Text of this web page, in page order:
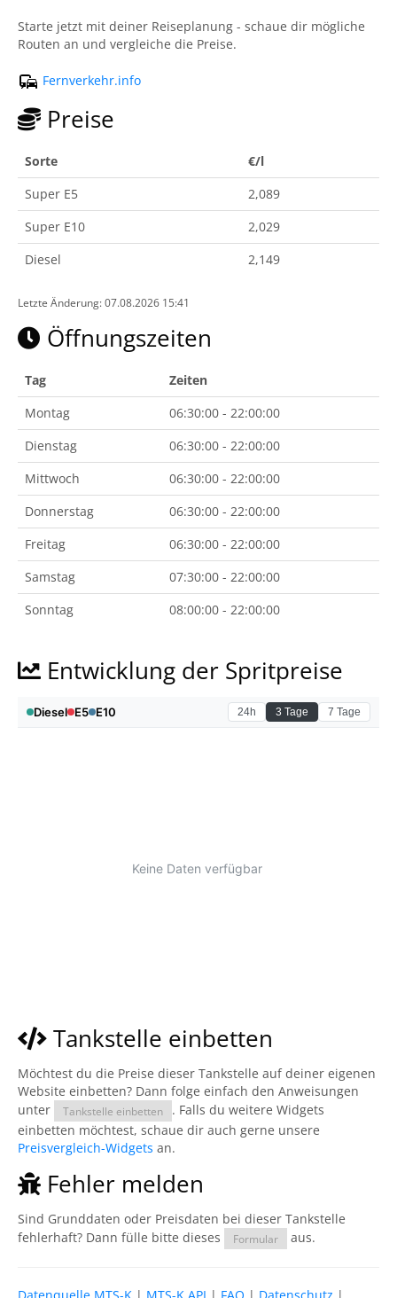
Starte jetzt mit deiner Reiseplanung - schaue dir mögliche
Routen an und vergleiche die Preise.
Fernverkehr.info
Preise
Sorte
€/l
Super E5
2,089
Super E10
2,029
Diesel
2,149
Letzte Änderung: 07.08.2026 15:41
Öffnungszeiten
Tag
Zeiten
Montag
06:30:00 - 22:00:00
Dienstag
06:30:00 - 22:00:00
Mittwoch
06:30:00 - 22:00:00
Donnerstag
06:30:00 - 22:00:00
Freitag
06:30:00 - 22:00:00
Samstag
07:30:00 - 22:00:00
Sonntag
08:00:00 - 22:00:00
Entwicklung der Spritpreise
Tankstelle einbetten
Möchtest du die Preise dieser Tankstelle auf deiner eigenen
Website einbetten? Dann folge einfach den Anweisungen
unter
Tankstelle einbetten
. Falls du weitere Widgets
einbetten möchtest, schaue dir auch gerne unsere
Preisvergleich-Widgets an.
Fehler melden
Sind Grunddaten oder Preisdaten bei dieser Tankstelle
fehlerhaft? Dann fülle bitte dieses
Formular aus.